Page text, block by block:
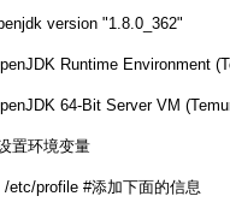
version "1.8.0_362"
Runtime Environment
64-Bit Server VM
置环境变量
/etc/profile #添加下面的信息